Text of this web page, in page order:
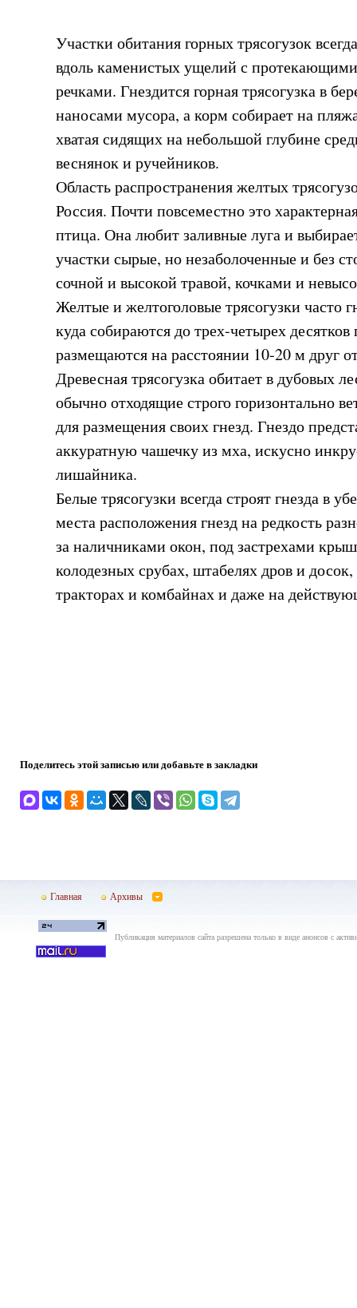
Участки обитания горных трясогузок
вдоль каменистых ущелий с
речками. Гнездится горная трясогузка в
наносами мусора, а корм собирает на
хватая сидящих на небольшой глубине
веснянок и ручейников.
Область распространения желтых
Россия. Почти повсеместно это
птица. Она любит заливные луга и
участки сырые, но незаболоченные и без
сочной и высокой травой, кочками и
Желтые и желтоголовые трясогузки часто
куда собираются до трех-четырех
размещаются на расстоянии 10-20 м друг
Древесная трясогузка обитает в дубовых
обычно отходящие строго горизонтально
для размещения своих гнезд. Гнездо
аккуратную чашечку из мха, искусно
лишайника.
Белые трясогузки всегда строят гнезда в
места расположения гнезд на редкость
за наличниками окон, под застрехами
колодезных срубах, штабелях дров и
тракторах и комбайнах и даже на
Поделитесь этой записью или добавьте в закладки
Главная Архивы
Публикация материалов сайта разрешена только в виде анонсов с